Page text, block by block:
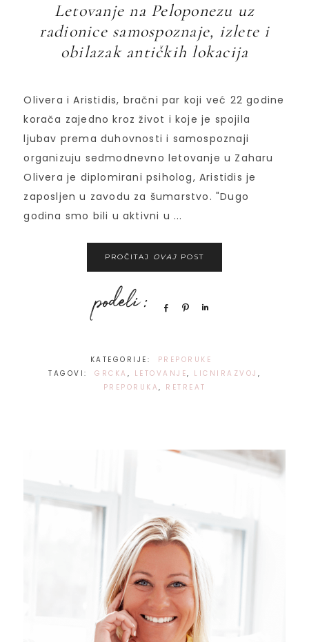
Letovanje na Peloponezu uz
radionice samospoznaje, izlete i
obilazak antičkih lokacija
Olivera i Aristidis, bračni par koji već 22 godine
korača zajedno kroz život i koje je spojila
ljubav prema duhovnosti i samospoznaji
organizuju sedmodnevno letovanje u Zaharu
Olivera je diplomirani psiholog, Aristidis je
zaposljen u zavodu za šumarstvo. "Dugo
godina smo bili u aktivni u ...
PROČITAJ OVAJ POST
Share Pin
KATEGORIJE:
PREPORUKE
TAGOVI:
GRCKA , LETOVANJE, LICNIRAZVOJ ,
PREPORUKA , RETREAT